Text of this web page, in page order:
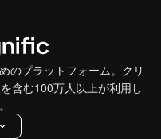
のプラットフォーム。クリ
含む100万人以上が利用し